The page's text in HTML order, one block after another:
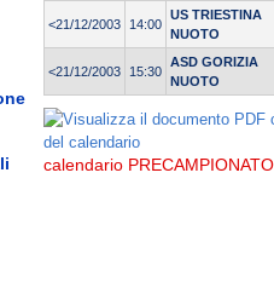
<21/12/2003 14:00
US TRIESTINA
NUOTO
<21/12/2003 15:30
ASD GORIZIA
NUOTO
calendario